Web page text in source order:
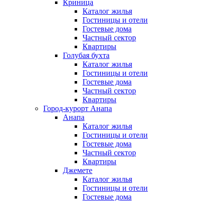
Криница
Каталог жилья
Гостиницы и отели
Гостевые дома
Частный сектор
Квартиры
Голубая бухта
Каталог жилья
Гостиницы и отели
Гостевые дома
Частный сектор
Квартиры
Город-курорт Анапа
Анапа
Каталог жилья
Гостиницы и отели
Гостевые дома
Частный сектор
Квартиры
Джемете
Каталог жилья
Гостиницы и отели
Гостевые дома